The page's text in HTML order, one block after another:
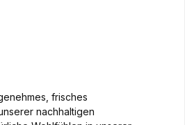
frisches
nachhaltigen